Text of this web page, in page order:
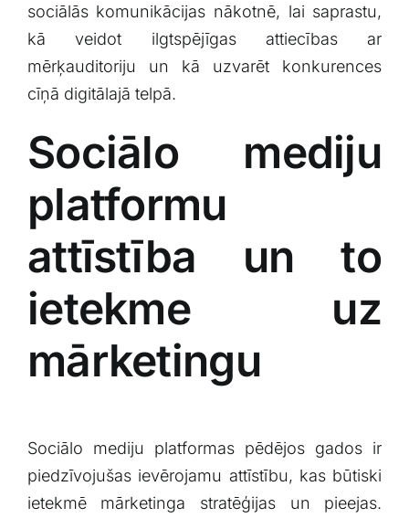
sociālās komunikācijas nākotnē, lai saprastu,
kā veidot ilgtspējīgas attiecības ar
mērķauditoriju un kā uzvarēt‌ konkurences
cīņā⁤ digitālajā telpā.
Sociālo mediju
platformu
attīstība un to
ietekme uz
mārketingu
Sociālo mediju platformas pēdējos gados ir
piedzīvojušas ievērojamu ‌attīstību, kas būtiski
ietekmē mārketinga stratēģijas un pieejas.